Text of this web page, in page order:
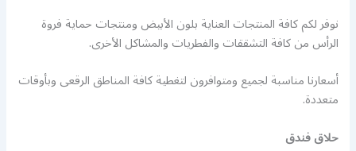
نوفر لكم كافة المنتجات العناية بلون الأبيض ومنتجات حماية فروة
الرأس من كافة التشققات والفطريات والمشاكل الأخرى.
أسعارنا مناسبة لجميع ومتوافرون لتغطية كافة المناطق الرقعى وبأوقات
متعددة.
حلاق فندق